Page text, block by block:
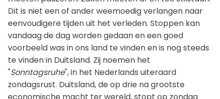
Dit is niet een of ander weemoedig verlangen naar
eenvoudigere tijden uit het verleden. Stoppen kan
vandaag de dag worden gedaan en een goed
voorbeeld was in ons land te vinden en is nog steeds
te vinden in Duitsland. Zij noemen het
"Sonntagsruhe", in het Nederlands uiteraard
zondagsrust. Duitsland, de op drie na grootste